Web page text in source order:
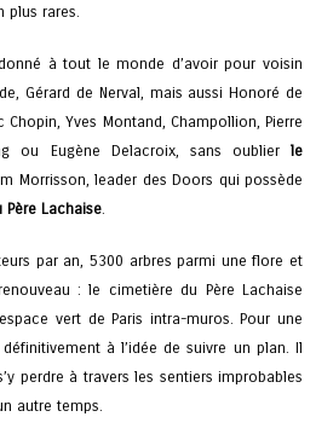
rares.
à tout le monde d’avoir pour voisin
Gérard de Nerval, mais aussi Honoré de
Chopin, Yves Montand, Champollion, Pierre
ou Eugène Delacroix, sans oublier le
Morrisson , leader des Doors qui possède
Lachaise
par an, 5300 arbres parmi une flore et
: le cimetière du Père Lachaise
vert de Paris intra-muros. Pour une
à l’idée de suivre un plan. Il
perdre à travers les sentiers improbables
autre temps.